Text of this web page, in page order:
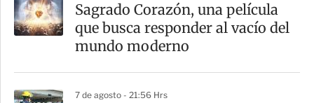
Sagrado Corazón, una película
que busca responder al vacío del
mundo moderno
7 de agosto - 21:56 Hrs